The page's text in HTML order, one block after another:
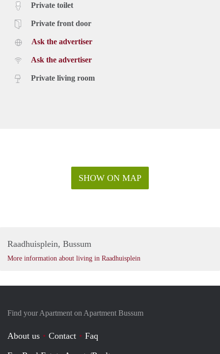
Private toilet
Private front door
Ask the advertiser
Ask the advertiser
Private living room
SHOW ON MAP
Raadhuisplein, Bussum
More information about living in Raadhuisplein
Find your Apartment on Apartment Bussum
About us Contact
Faq